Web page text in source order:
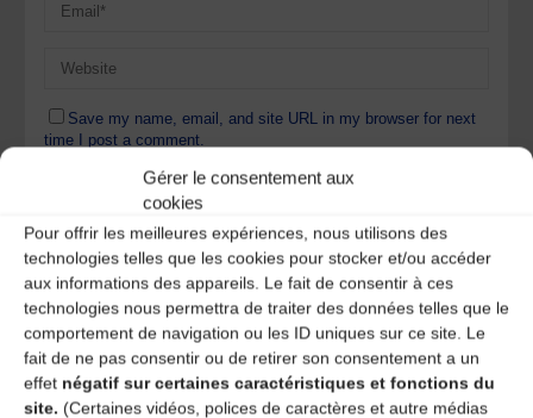
Gérer le consentement aux
cookies
Pour offrir les meilleures expériences, nous utilisons des
technologies telles que les cookies pour stocker et/ou accéder
aux informations des appareils. Le fait de consentir à ces
technologies nous permettra de traiter des données telles que le
comportement de navigation ou les ID uniques sur ce site. Le
fait de ne pas consentir ou de retirer son consentement a un
effet négatif sur certaines caractéristiques et fonctions du
site. (Certaines vidéos, polices de caractères et autre médias
Save my name, email, and site URL in my browser for next
time I post a comment.
Ce site utilise Akismet pour réduire les indésirables.En
savoir plus sur la façon dont les données de vos
commentaires sont traitées.